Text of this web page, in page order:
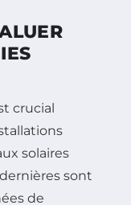
crucial
solaires
sont
de